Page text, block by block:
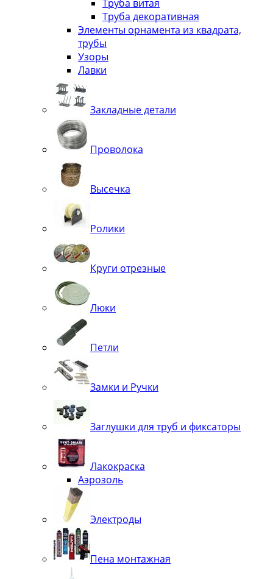
Труба витая
Труба декоративная
Элементы орнамента из квадрата,
трубы
Узоры
Лавки
Закладные детали
Проволока
Высечка
Ролики
Круги отрезные
Люки
Петли
Замки и Ручки
Заглушки для труб и фиксаторы
Лакокраска
Аэрозоль
Электроды
Пена монтажная